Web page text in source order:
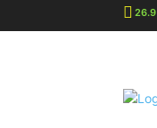
26.9